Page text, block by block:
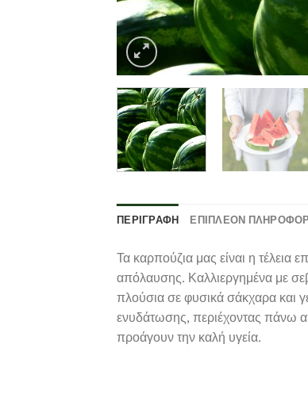
ΠΕΡΙΓΡΑΦΉ ΕΠΙΠΛΈΟΝ
Τα καρπούζια μας είναι η τέλεια
απόλαυσης. Καλλιεργημένα με
πλούσια σε φυσικά σάκχαρα και
ενυδάτωσης, περιέχοντας πάνω
προάγουν την καλή υγεία.